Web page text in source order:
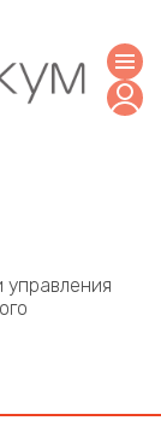
управления